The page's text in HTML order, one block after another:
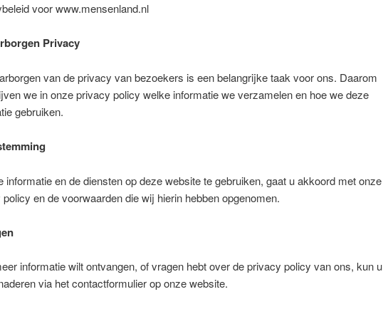
voor www.mensenland.nl
Privacy
van de privacy van bezoekers is een belangrijke taak voor ons. Daarom
we in onze privacy policy welke informatie we verzamelen en hoe we deze
gebruiken.
informatie en de diensten op deze website te gebruiken, gaat u akkoord met onze
en de voorwaarden die wij hierin hebben opgenomen.
informatie wilt ontvangen, of vragen hebt over de privacy policy van ons, kun u
via het contactformulier op onze website.